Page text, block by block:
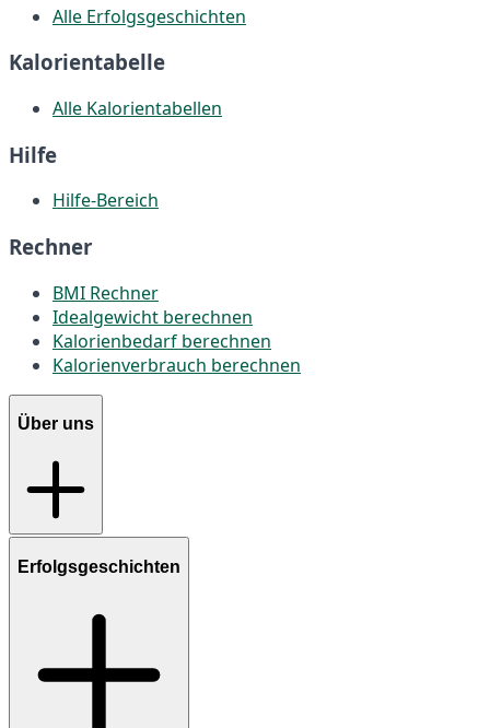
Alle Erfolgsgeschichten
Kalorientabelle
Alle Kalorientabellen
Hilfe
Hilfe-Bereich
Rechner
BMI Rechner
Idealgewicht berechnen
Kalorienbedarf berechnen
Kalorienverbrauch berechnen
Über uns
Erfolgsgeschichten